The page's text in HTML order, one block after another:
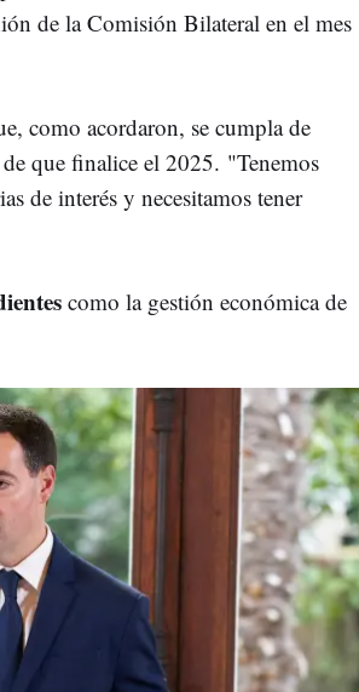
de la Comisión Bilateral en el mes
como acordaron, se cumpla de
que finalice el 2025. "Tenemos
de interés y necesitamos tener
como la gestión económica de